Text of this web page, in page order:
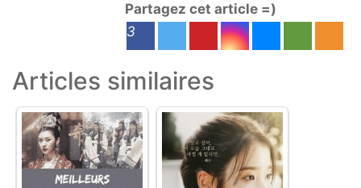
Partagez cet article =)
3
Articles similaires